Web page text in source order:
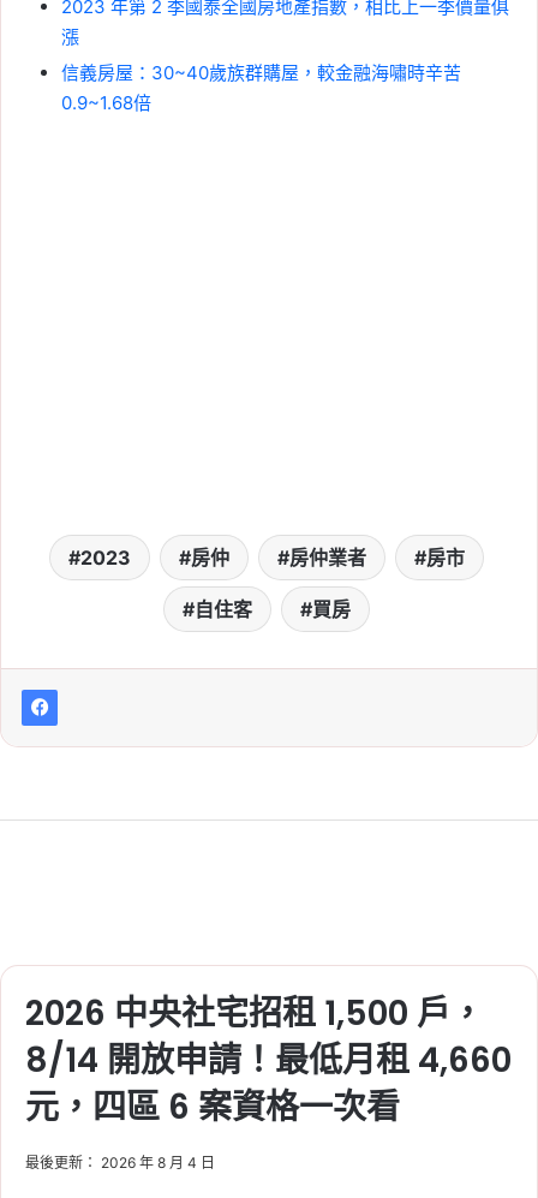
2023 年第 2 季國泰全國房地產指數，相比上一季價量俱
漲
信義房屋：30~40歲族群購屋，較金融海嘯時辛苦
0.9~1.68倍
2023 房仲 房仲業者 房市
自住客 買房
2026 中央社宅招租 1,500 戶，
8/14 開放申請！最低月租 4,660
元，四區 6 案資格一次看
最後更新： 2026 年 8 月 4 日